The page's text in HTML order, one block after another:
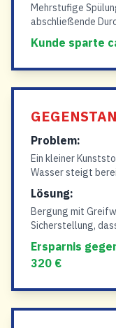
Mehrstufige
abschließende
Kunde sparte
Problem:
Ein kleiner
Wasser steigt
Lösung:
Bergung mit
Sicherstellung,
Ersparnis
320 €